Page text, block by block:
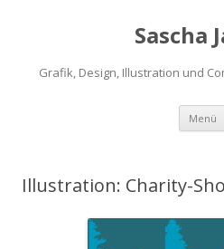
Sascha
Grafik, Design, Illustration und
Menü
Illustration: Charity-